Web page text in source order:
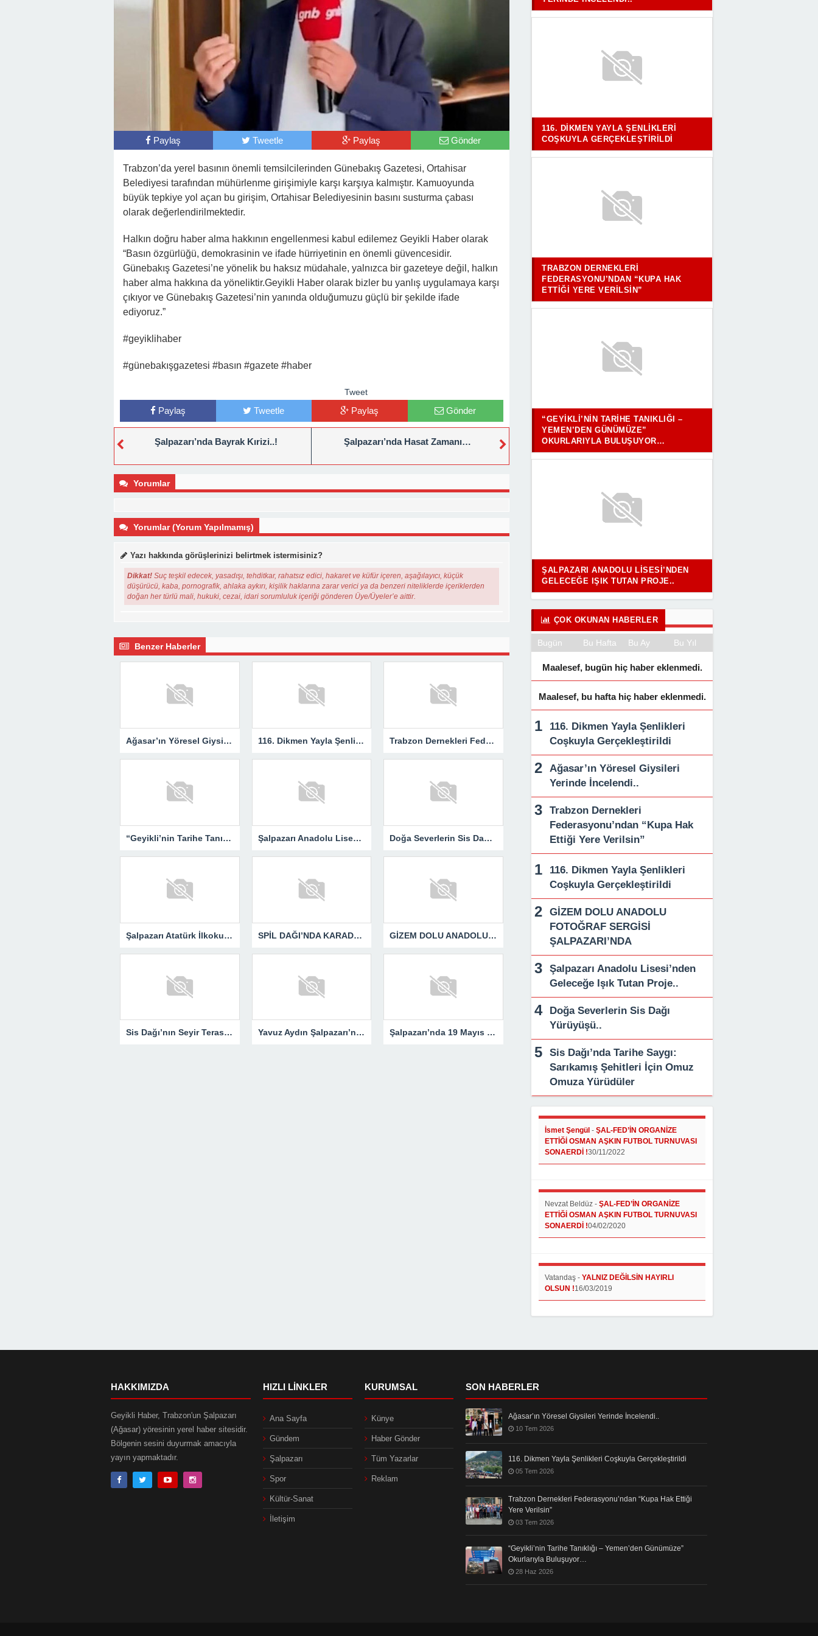
Paylaş Tweetle Paylaş Gönder
Trabzon’da yerel basının önemli temsilcilerinden Günebakış Gazetesi, Ortahisar
Belediyesi tarafından mühürlenme girişimiyle karşı karşıya kalmıştır. Kamuoyunda
büyük tepkiye yol açan bu girişim, Ortahisar Belediyesinin basını susturma çabası
olarak değerlendirilmektedir.
Halkın doğru haber alma hakkının engellenmesi kabul edilemez Geyikli Haber olarak
“Basın özgürlüğü, demokrasinin ve ifade hürriyetinin en önemli güvencesidir.
Günebakış Gazetesi’ne yönelik bu haksız müdahale, yalnızca bir gazeteye değil, halkın
haber alma hakkına da yöneliktir.Geyikli Haber olarak bizler bu yanlış uygulamaya karşı
çıkıyor ve Günebakış Gazetesi’nin yanında olduğumuzu güçlü bir şekilde ifade
ediyoruz.”
#geyiklihaber
#günebakışgazetesi #basın #gazete #haber
Tweet
Paylaş Tweetle Paylaş Gönder
Şalpazarı’nda Bayrak Kırizi..! Şalpazarı’nda Hasat Zamanı…
Yorumlar
Yorumlar (Yorum Yapılmamış)
Yazı hakkında görüşlerinizi belirtmek istermisiniz?
Dikkat! Suç teşkil edecek, yasadışı, tehditkar, rahatsız edici, hakaret ve küfür içeren, aşağılayıcı, küçük
düşürücü, kaba, pornografik, ahlaka aykırı, kişilik haklarına zarar verici ya da benzeri niteliklerde içeriklerden
doğan her türlü mali, hukuki, cezai, idari sorumluluk içeriği gönderen Üye/Üyeler’e aittir.
Benzer Haberler
Ağasar’ın Yöresel Giysileri Yerinde İncelendi.. 116. Dikmen Yayla Şenlikleri Coşkuyla Gerçekleştirildi Trabzon Dernekleri Federasyonu’ndan “Kupa Hak Ettiği Yere Verilsin”
“Geyikli’nin Tarihe Tanıklığı – Yemen’den Günümüze” Okurlarıyla Buluşuyor… Şalpazarı Anadolu Lisesi’nden Geleceğe Işık Tutan Proje.. Doğa Severlerin Sis Dağı Yürüyüşü..
Şalpazarı Atatürk İlkokulu Öğrencilerinden Sis Dağı’na Kültür Gezisi SPİL DAĞI’NDA KARADENİZ COŞKUSU YAŞANDI.. GİZEM DOLU ANADOLU FOTOĞRAF SERGİSİ ŞALPAZARI’NDA
Sis Dağı’nın Seyir Terası “Kalpak Kaya”… Yavuz Aydın Şalpazarı’nda Gönüllere Dokundu. Şalpazarı’nda 19 Mayıs Coşkusu Meydanlara Sığmadı..
116. DIKMEN YAYLA ŞENLIKLERI
COŞKUYLA GERÇEKLEŞTIRILDI
TRABZON DERNEKLERI
FEDERASYONU’NDAN “KUPA HAK
ETTIĞI YERE VERILSIN”
“GEYIKLI’NIN TARIHE TANIKLIĞI –
YEMEN’DEN GÜNÜMÜZE”
OKURLARIYLA BULUŞUYOR…
ŞALPAZARI ANADOLU LISESI’NDEN
GELECEĞE IŞIK TUTAN PROJE..
ÇOK OKUNAN HABERLER
Bugün Bu Hafta Bu Ay Bu Yıl
Maalesef, bugün hiç haber eklenmedi.
Maalesef, bu hafta hiç haber eklenmedi.
116. Dikmen Yayla Şenlikleri
Coşkuyla Gerçekleştirildi
Ağasar’ın Yöresel Giysileri
Yerinde İncelendi..
Trabzon Dernekleri
Federasyonu’ndan “Kupa Hak
Ettiği Yere Verilsin”
116. Dikmen Yayla Şenlikleri
Coşkuyla Gerçekleştirildi
GİZEM DOLU ANADOLU
FOTOĞRAF SERGİSİ
ŞALPAZARI’NDA
Şalpazarı Anadolu Lisesi’nden
Geleceğe Işık Tutan Proje..
Doğa Severlerin Sis Dağı
Yürüyüşü..
Sis Dağı’nda Tarihe Saygı:
Sarıkamış Şehitleri İçin Omuz
Omuza Yürüdüler
İsmet Şengül - ŞAL-FED’İN ORGANİZE
ETTİĞİ OSMAN AŞKIN FUTBOL TURNUVASI
SONAERDİ !30/11/2022
Nevzat Beldüz - ŞAL-FED’İN ORGANİZE
ETTİĞİ OSMAN AŞKIN FUTBOL TURNUVASI
SONAERDİ !04/02/2020
Vatandaş - YALNIZ DEĞİLSİN HAYIRLI
OLSUN !16/03/2019
HAKKIMIZDA
Geyikli Haber, Trabzon'un Şalpazarı
(Ağasar) yöresinin yerel haber sitesidir.
Bölgenin sesini duyurmak amacıyla
yayın yapmaktadır.
HIZLI LINKLER
Ana Sayfa
Gündem
Şalpazarı
Spor
Kültür-Sanat
İletişim
KURUMSAL
Künye
Haber Gönder
Tüm Yazarlar
Reklam
SON HABERLER
Ağasar’ın Yöresel Giysileri Yerinde İncelendi..
10 Tem 2026
116. Dikmen Yayla Şenlikleri Coşkuyla Gerçekleştirildi
05 Tem 2026
Trabzon Dernekleri Federasyonu’ndan “Kupa Hak Ettiği
Yere Verilsin”
03 Tem 2026
“Geyikli’nin Tarihe Tanıklığı – Yemen’den Günümüze”
Okurlarıyla Buluşuyor…
28 Haz 2026